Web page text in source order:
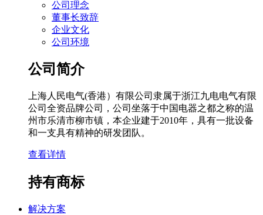
公司理念
董事长致辞
企业文化
公司环境
公司简介
上海人民电气(香港）有限公司隶属于浙江九电电气有限
公司全资品牌公司，公司坐落于中国电器之都之称的温
州市乐清市柳市镇，本企业建于2010年，具有一批设备
和一支具有精神的研发团队。
查看详情
持有商标
解决方案